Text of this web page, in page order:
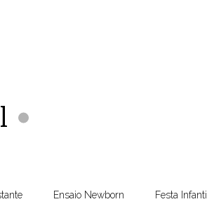
Ensaio Newborn Festa Infantil